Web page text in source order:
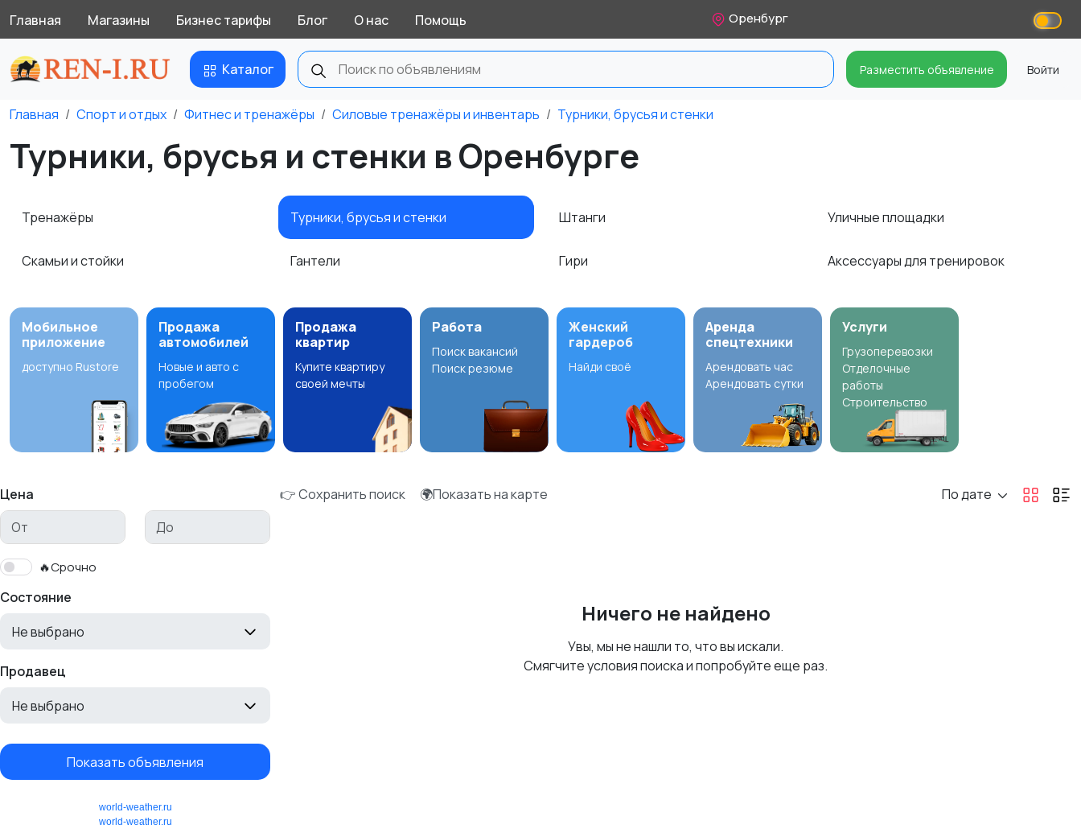
Главная Магазины Бизнес тарифы Блог О нас Помощь Оренбург
Каталог Разместить объявление Войти
Главная Спорт и отдых Фитнес и тренажёры Силовые тренажёры и инвентарь Турники, брусья и стенки
Турники, брусья и стенки в Оренбурге
Тренажёры
Скамьи и стойки
Турники, брусья и стенки
Гантели
Штанги
Гири
Уличные площадки
Аксессуары для тренировок
Мобильное
приложение
доступно Rustore
Продажа
автомобилей
Новые и авто с
пробегом
Продажа
квартир
Купите квартиру
своей мечты
Работа
Поиск вакансий
Поиск резюме
Женский
гардероб
Найди своё
Аренда
спецтехники
Арендовать час
Арендовать сутки
Услуги
Грузоперевозки
Отделочные
работы
Строительство
Цена
🔥Срочно
Состояние
Не выбрано
Продавец
Не выбрано
Показать объявления
world-weather.ru
world-weather.ru
👉 Сохранить поиск 🌍Показать на карте По дате
Ничего не найдено
Увы, мы не нашли то, что вы искали.
Смягчите условия поиска и попробуйте еще раз.